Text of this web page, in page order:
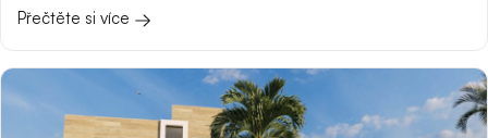
Přečtěte si více